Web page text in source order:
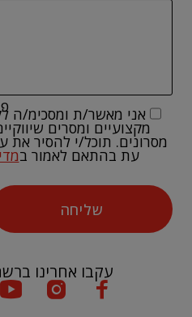
אני מאשר/ת ומסכימ/ה
מקצועיים ומסרים
מסרונים. תוכל/י להסיר את
עת בהתאם לאמור ב
שליחה
עקבו אחרינו